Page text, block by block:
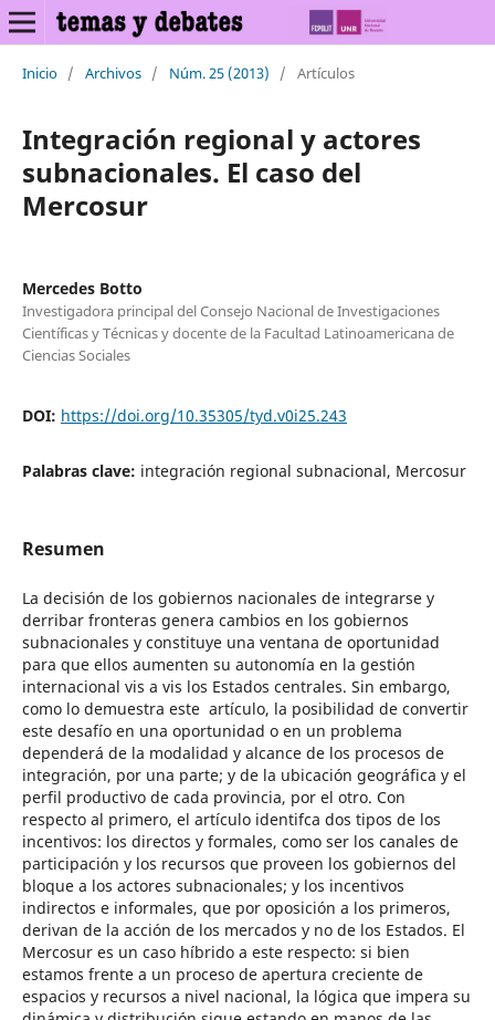
Inicio / Archivos / Núm. 25 (2013) / Artículos
Integración regional y actores
subnacionales. El caso del
Mercosur
Mercedes Botto
Investigadora principal del Consejo Nacional de Investigaciones
Científicas y Técnicas y docente de la Facultad Latinoamericana de
Ciencias Sociales
DOI: https://doi.org/10.35305/tyd.v0i25.243
Palabras clave: integración regional subnacional, Mercosur
Resumen
La decisión de los gobiernos nacionales de integrarse y
derribar fronteras genera cambios en los gobiernos
subnacionales y constituye una ventana de oportunidad
para que ellos aumenten su autonomía en la gestión
internacional vis a vis los Estados centrales. Sin embargo,
como lo demuestra este artículo, la posibilidad de convertir
este desafío en una oportunidad o en un problema
dependerá de la modalidad y alcance de los procesos de
integración, por una parte; y de la ubicación geográfica y el
perfil productivo de cada provincia, por el otro. Con
respecto al primero, el artículo identifca dos tipos de los
incentivos: los directos y formales, como ser los canales de
participación y los recursos que proveen los gobiernos del
bloque a los actores subnacionales; y los incentivos
indirectos e informales, que por oposición a los primeros,
derivan de la acción de los mercados y no de los Estados. El
Mercosur es un caso híbrido a este respecto: si bien
estamos frente a un proceso de apertura creciente de
espacios y recursos a nivel nacional, la lógica que impera su